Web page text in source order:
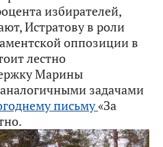
избирателей,
Истратову в роли
оппозиции в
лестно
Марины
задачами
письму«За